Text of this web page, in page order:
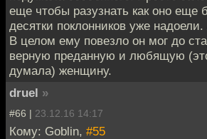
еще чтобы разузнать как оно еще
десятки поклонников уже
В целом ему повезло он мог до
верную преданную и любящую
думала) женщину.
druel »
#66 | 23.12.16 14:17
Кому: Goblin, #55